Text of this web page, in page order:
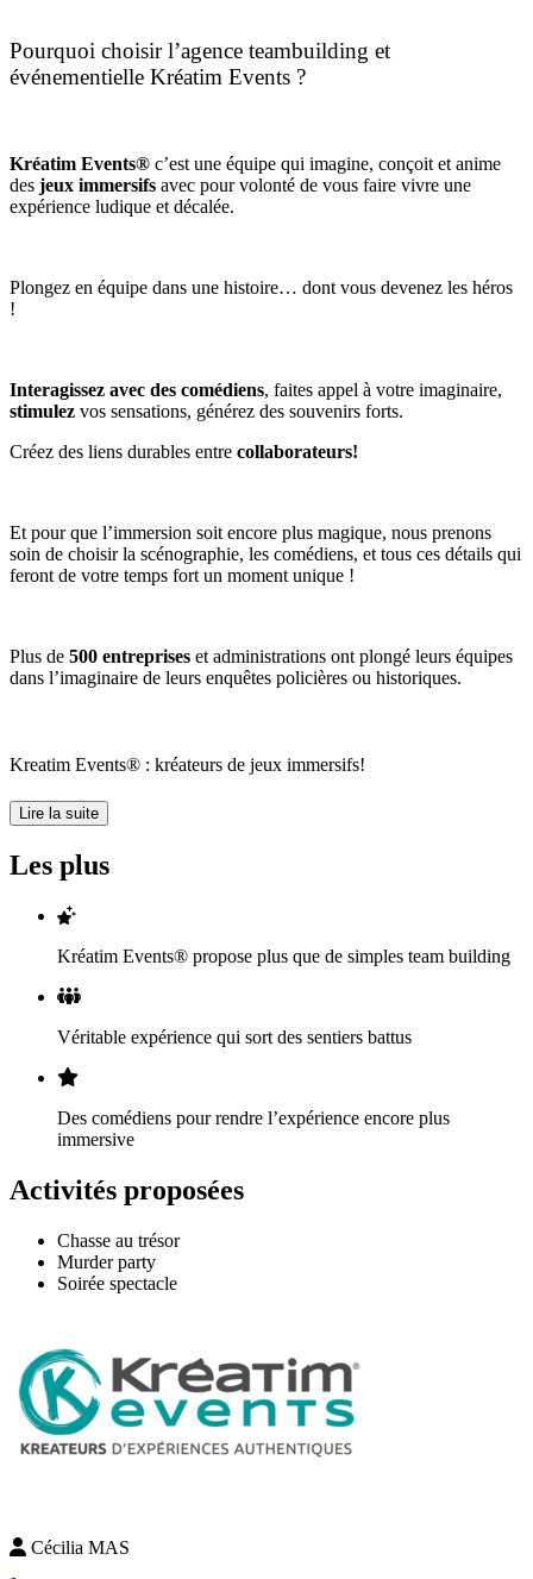
Pourquoi choisir l’agence teambuilding et
événementielle Kréatim Events ?
Kréatim Events® c’est une équipe qui imagine, conçoit et anime
des jeux immersifs avec pour volonté de vous faire vivre une
expérience ludique et décalée.
Plongez en équipe dans une histoire… dont vous devenez les héros
!
Interagissez avec des comédiens, faites appel à votre imaginaire,
stimulez vos sensations, générez des souvenirs forts.
Créez des liens durables entre collaborateurs!
Et pour que l’immersion soit encore plus magique, nous prenons
soin de choisir la scénographie, les comédiens, et tous ces détails qui
feront de votre temps fort un moment unique !
Plus de 500 entreprises et administrations ont plongé leurs équipes
dans l’imaginaire de leurs enquêtes policières ou historiques.
Kreatim Events® : kréateurs de jeux immersifs!
Lire la suite
Les plus
Kréatim Events® propose plus que de simples team building
Véritable expérience qui sort des sentiers battus
Des comédiens pour rendre l’expérience encore plus
immersive
Activités proposées
Chasse au trésor
Murder party
Soirée spectacle
Cécilia MAS